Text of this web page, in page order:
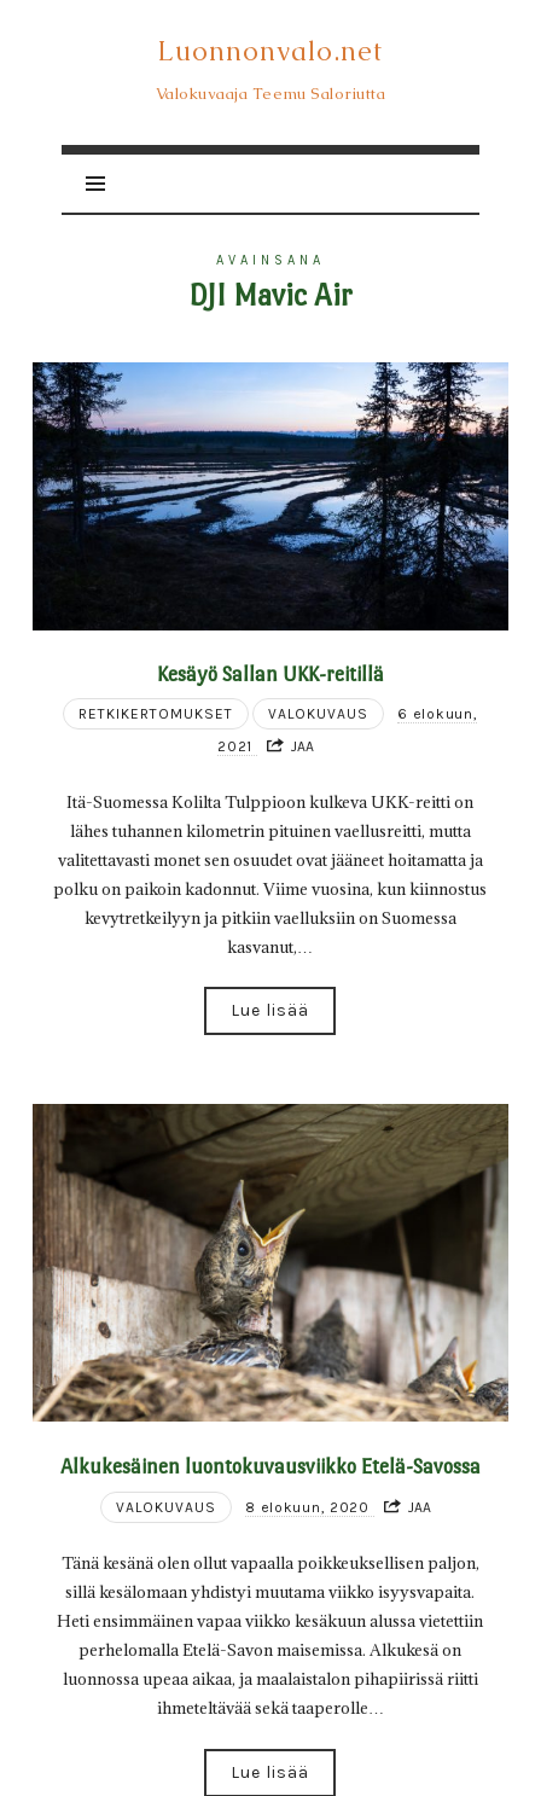
Luonnonvalo.net
Luonnonvalo.net
Valokuvaaja Teemu Saloriutta
AVAINSANA
DJI Mavic Air
Kesäyö Sallan UKK-reitillä
RETKIKERTOMUKSET VALOKUVAUS
6 elokuun,
2021
JAA
Itä-Suomessa Kolilta Tulppioon kulkeva UKK-reitti on
lähes tuhannen kilometrin pituinen vaellusreitti, mutta
valitettavasti monet sen osuudet ovat jääneet hoitamatta ja
polku on paikoin kadonnut. Viime vuosina, kun kiinnostus
kevytretkeilyyn ja pitkiin vaelluksiin on Suomessa
kasvanut,…
Lue lisää
Alkukesäinen luontokuvausviikko Etelä-Savossa
VALOKUVAUS 8 elokuun, 2020 JAA
Tänä kesänä olen ollut vapaalla poikkeuksellisen paljon,
sillä kesälomaan yhdistyi muutama viikko isyysvapaita.
Heti ensimmäinen vapaa viikko kesäkuun alussa vietettiin
perhelomalla Etelä-Savon maisemissa. Alkukesä on
luonnossa upeaa aikaa, ja maalaistalon pihapiirissä riitti
ihmeteltävää sekä taaperolle…
Lue lisää